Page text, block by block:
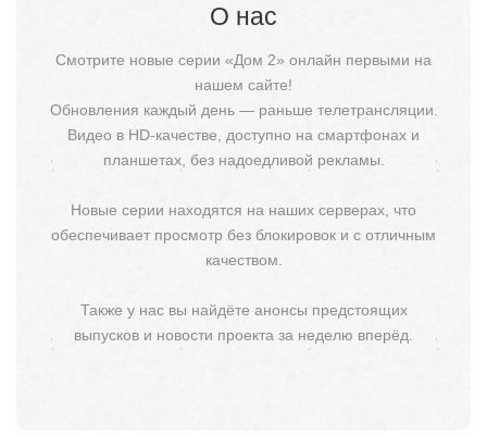
О нас
Смотрите новые серии «Дом 2» онлайн первыми на
нашем сайте!
Обновления каждый день — раньше телетрансляции.
Видео в HD-качестве, доступно на смартфонах и
планшетах, без надоедливой рекламы.
Новые серии находятся на наших серверах, что
обеспечивает просмотр без блокировок и с отличным
качеством.
Также у нас вы найдёте анонсы предстоящих
выпусков и новости проекта за неделю вперёд.